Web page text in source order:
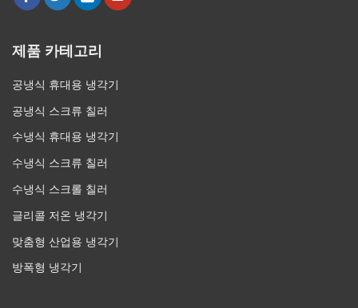
제품 카테고리
공냉식 휴대용 냉각기
공냉식 스크류 칠러
수냉식 휴대용 냉각기
수냉식 스크류 칠러
수냉식 스크롤 칠러
글리콜 저온 냉각기
맞춤형 산업용 냉각기
방폭형 냉각기